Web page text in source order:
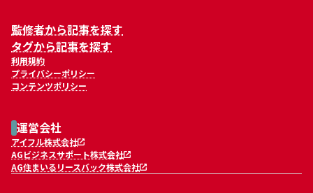
監修者から記事を探す
タグから記事を探す
利用規約
プライバシーポリシー
コンテンツポリシー
運営会社
アイフル株式会社
AGビジネスサポート株式会社
AG住まいるリースバック株式会社